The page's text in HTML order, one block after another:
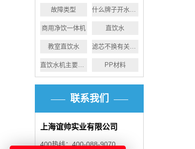
故障类型 什么牌子开水机好
商用净饮一体机 直饮水
教室直饮水 滤芯不换有关系吗
直饮水机主要功能 PP材料
联系我们
上海谊帅实业有限公司
400热线：400-088-9070